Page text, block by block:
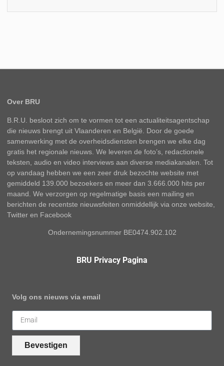
Over BRU
B.R.U. besloot zich om te vormen tot een actualiteitsagentschap
die nieuws brengt uit Vlaanderen en België. Door de goede
samenwerking met de overheidsdiensten brengen we elke dag
gratis het regionale nieuws. We leveren de foto’s, redactionele
teksten, audio en video interviews aan diverse mediakanalen. Tot
op vandaag hebben we een zeer druk bezochte website met
gemiddeld 139.000 bezoekers en meer dan 3.666.000 hits per
maand. We verzorgen op regelmatige basis een mailing en
berichten de recentste nieuwsfeiten onmiddellijk via onze website,
Twitter en Facebook
Ondernemingsnummer BE0474.902.102
BRU Privacy Pagina
Volg ons nieuws via email
Bevestigen